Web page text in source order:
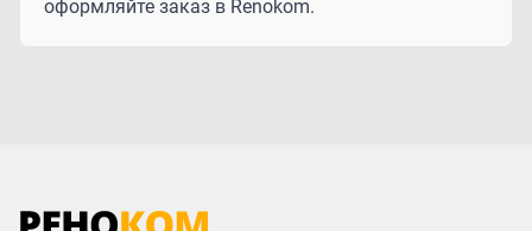
оформляйте заказ в Renokom.